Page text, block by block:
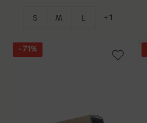
S M L +1
- 71%